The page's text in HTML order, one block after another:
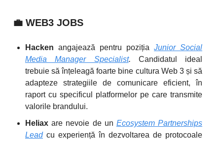
💼 WEB3 JOBS
Hacken angajează pentru poziția Junior Social
Media Manager Specialist. Candidatul ideal
trebuie să înțeleagă foarte bine cultura Web 3 și să
adapteze strategiile de comunicare eficient, în
raport cu specificul platformelor pe care transmite
valorile brandului.
Heliax are nevoie de un Ecosystem Partnerships
Leadcu experiență în dezvoltarea de protocoale